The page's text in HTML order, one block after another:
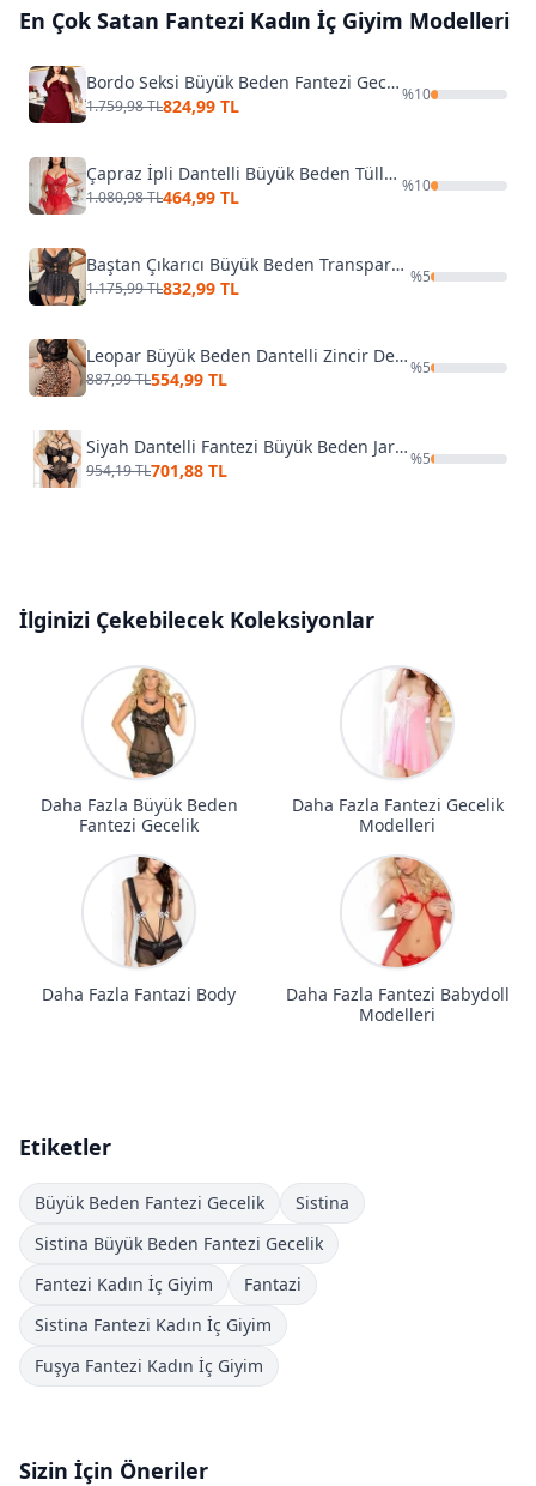
En Çok Satan Fantezi Kadın İç Giyim Modelleri
Bordo Seksi Büyük Beden Fantezi Gecelik Pink Night 6692
1.759,98 TL824,99 TL
%10
Çapraz İpli Dantelli Büyük Beden Tüllü Fantazi Gecelik Ruselin 8008
1.080,98 TL464,99 TL
%10
Baştan Çıkarıcı Büyük Beden Transparan Dantelli Puantiyeli Fantazi Jartiyer Takım Lily Bianca LB-264
1.175,99 TL832,99 TL
%5
Leopar Büyük Beden Dantelli Zincir Detaylı Fantazi Gecelik Lily Bianca JB-15059
887,99 TL554,99 TL
%5
Siyah Dantelli Fantezi Büyük Beden Jartiyer Takım For Dreams 8313
954,19 TL701,88 TL
%5
İlginizi Çekebilecek Koleksiyonlar
Daha Fazla Büyük Beden
Fantezi Gecelik
Daha Fazla Fantezi Gecelik
Modelleri
Daha Fazla Fantazi Body
Daha Fazla Fantezi Babydoll
Modelleri
Etiketler
Büyük Beden Fantezi Gecelik
Sistina
Sistina Büyük Beden Fantezi Gecelik
Fantezi Kadın İç Giyim
Fantazi
Sistina Fantezi Kadın İç Giyim
Fuşya Fantezi Kadın İç Giyim
Sizin İçin Öneriler